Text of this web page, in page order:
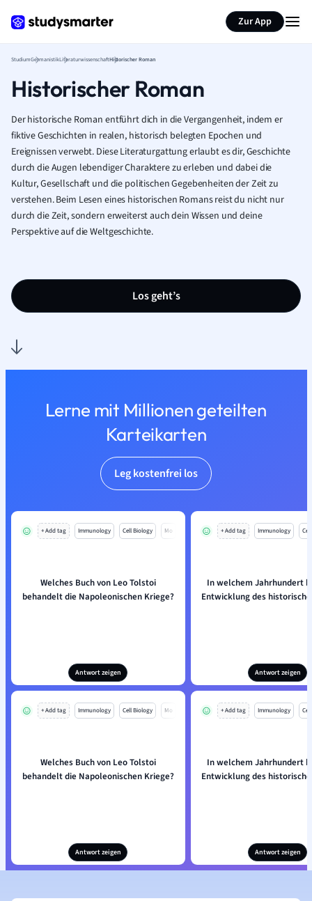
Zur App
StudiumGermanistikLiteraturwissenschaftHistorischer Roman
Historischer Roman
Der historische Roman entführt dich in die Vergangenheit, indem er
fiktive Geschichten in realen, historisch belegten Epochen und
Ereignissen verwebt. Diese Literaturgattung erlaubt es dir, Geschichte
durch die Augen lebendiger Charaktere zu erleben und dabei die
Kultur, Gesellschaft und die politischen Gegebenheiten der Zeit zu
verstehen. Beim Lesen eines historischen Romans reist du nicht nur
durch die Zeit, sondern erweiterst auch dein Wissen und deine
Perspektive auf die Weltgeschichte.
Los geht’s
Lerne mit Millionen geteilten
Karteikarten
Leg kostenfrei los
+ Add tag Immunology Cell Biology Mo
Welches Buch von Leo Tolstoi
behandelt die Napoleonischen Kriege?
Antwort zeigen
+ Add tag Immunology
In welchem Jahrhundert
Entwicklung des
Antwort zeigen
+ Add tag Immunology Cell Biology Mo
Welches Buch von Leo Tolstoi
behandelt die Napoleonischen Kriege?
Antwort zeigen
+ Add tag Immunology
In welchem Jahrhundert
Entwicklung des
Antwort zeigen